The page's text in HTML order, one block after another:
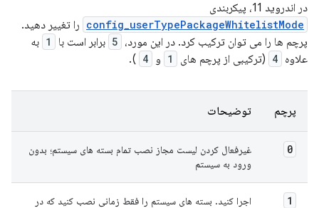
در اندروید 11، پیکربندی
config_userTypePackageWhitelistMode را تغییر دهید.
پرچم ها را می توان ترکیب کرد. در این مورد، 5 برابر است با 1 به
علاوه 4 (ترکیبی از پرچم های 1 و 4
).
پرچم توضیحات
0
غیرفعال کردن لیست مجاز نصب تمام بسته های سیستم؛ بدون
ورود به سیستم
1
اجرا کنید. بسته های سیستم را فقط زمانی نصب کنید که در